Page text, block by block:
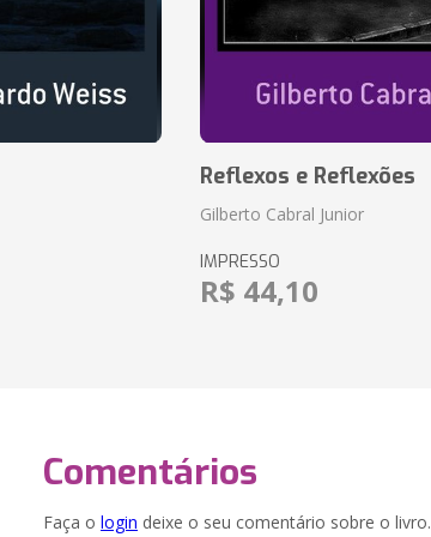
Reflexos e Reflexões
Gilberto Cabral Junior
IMPRESSO
R$ 44,10
Comentários
Faça o login deixe o seu comentário sobre o livro.